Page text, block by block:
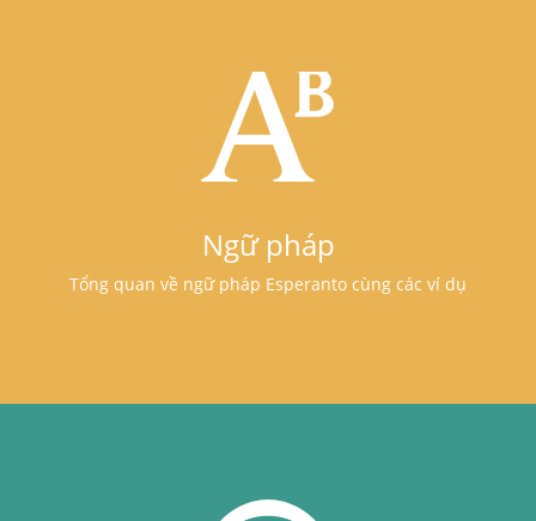
Ngữ pháp
Tổng quan về ngữ pháp Esperanto cùng các ví dụ